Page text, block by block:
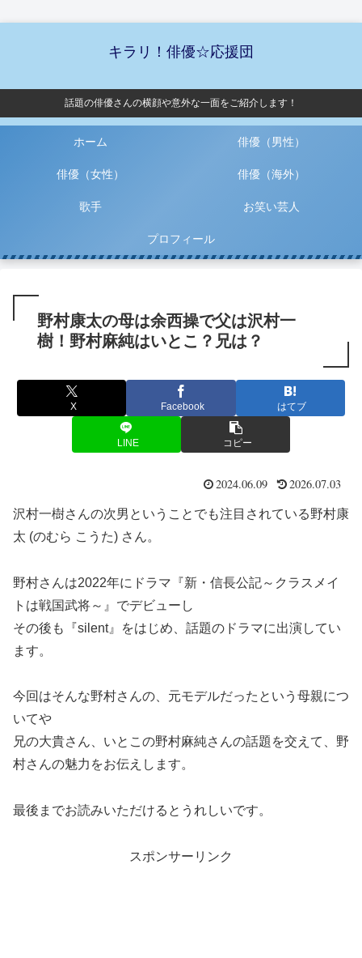
キラリ！俳優☆応援団
話題の俳優さんの横顔や意外な一面をご紹介します！
ホーム 俳優（男性）
俳優（女性） 俳優（海外）
歌手 お笑い芸人
プロフィール
野村康太の母は余西操で父は沢村一
樹！野村麻純はいとこ？兄は？
X Facebook はてブ
LINE コピー
2024.06.09 2026.07.03
沢村一樹さんの次男ということでも注目されている野村康
太 (のむら こうた) さん。
野村さんは2022年にドラマ『新・信長公記～クラスメイ
トは戦国武将～』でデビューし
その後も『silent』をはじめ、話題のドラマに出演してい
ます。
今回はそんな野村さんの、元モデルだったという母親につ
いてや
兄の大貴さん、いとこの野村麻純さんの話題を交えて、野
村さんの魅力をお伝えします。
最後までお読みいただけるとうれしいです。
スポンサーリンク